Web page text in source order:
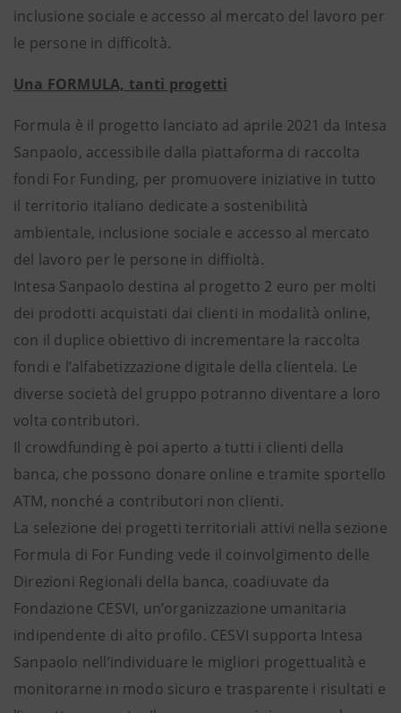
inclusione sociale e accesso al mercato del lavoro per
le persone in difficoltà.
Una FORMULA, tanti progetti
Formula è il progetto lanciato ad aprile 2021 da Intesa
Sanpaolo, accessibile dalla piattaforma di raccolta
fondi For Funding, per promuovere iniziative in tutto
il territorio italiano dedicate a sostenibilità
ambientale, inclusione sociale e accesso al mercato
del lavoro per le persone in diffioltà.
Intesa Sanpaolo destina al progetto 2 euro per molti
dei prodotti acquistati dai clienti in modalità online,
con il duplice obiettivo di incrementare la raccolta
fondi e l’alfabetizzazione digitale della clientela. Le
diverse società del gruppo potranno diventare a loro
volta contributori.
Il crowdfunding è poi aperto a tutti i clienti della
banca, che possono donare online e tramite sportello
ATM, nonché a contributori non clienti.
La selezione dei progetti territoriali attivi nella sezione
Formula di For Funding vede il coinvolgimento delle
Direzioni Regionali della banca, coadiuvate da
Fondazione CESVI, un’organizzazione umanitaria
indipendente di alto profilo. CESVI supporta Intesa
Sanpaolo nell’individuare le migliori progettualità e
monitorarne in modo sicuro e trasparente i risultati e